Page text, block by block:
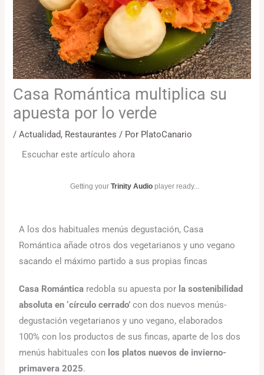
Casa Romántica multiplica su
apuesta por lo verde
/Actualidad, Restaurantes / Por PlatoCanario
Escuchar este artículo ahora
Getting yourTrinity Audio player ready...
A los dos habituales menús degustación, Casa
Romántica añade otros dos vegetarianos y uno vegano
sacando el máximo partido a sus propias fincas
Casa Romántica redobla su apuesta por la sostenibilidad
absoluta en ‘círculo cerrado’ con dos nuevos menús-
degustación vegetarianos y uno vegano, elaborados
100% con los productos de sus fincas, aparte de los dos
menús habituales con los platos nuevos de invierno-
primavera 2025.